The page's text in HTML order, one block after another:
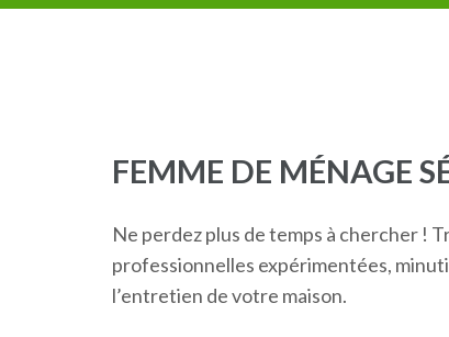
FEMME DE MÉNAGE
Ne perdez plus de temps à chercher !
professionnelles expérimentées,
l’entretien de votre maison.